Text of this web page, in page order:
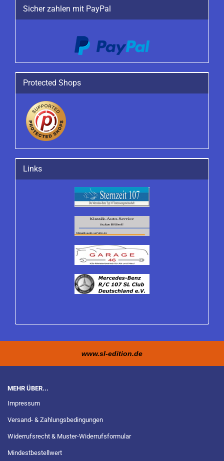
Sicher zahlen mit PayPal
Protected Shops
Links
www.sl-edition.de
MEHR ÜBER...
Impressum
Versand- & Zahlungsbedingungen
Widerrufsrecht & Muster-Widerrufsformular
Mindestbestellwert